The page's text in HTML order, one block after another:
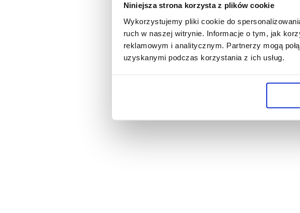
Niniejsza strona korzysta z plików cookie
Wykorzystujemy pliki cookie do
ruch w naszej witrynie. Informacje o tym, jak
reklamowym i analitycznym. Partnerzy mogą
uzyskanymi podczas korzystania z ich usług.